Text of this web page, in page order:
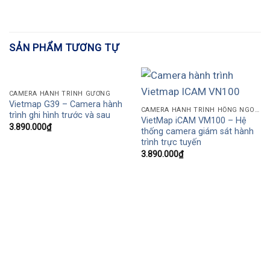
SẢN PHẨM TƯƠNG TỰ
CAMERA HÀNH TRÌNH GƯƠNG
Vietmap G39 – Camera hành
trình ghi hình trước và sau
3.890.000₫
CAMERA HÀNH TRÌNH HỒNG NGOẠI
VietMap iCAM VM100 – Hệ
thống camera giám sát hành
trình trực tuyến
3.890.000₫